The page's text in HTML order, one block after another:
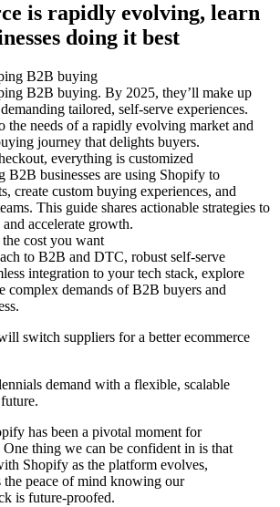
is rapidly evolving, learn
doing it best
B2B buying
B2B buying. By 2025, they’ll make up
tailored, self-serve experiences.
the needs of a rapidly evolving market and
journey that delights buyers.
everything is customized
B2B businesses are using Shopify to
create custom buying experiences, and
This guide shares actionable strategies to
accelerate growth.
cost you want
to B2B and DTC, robust self-serve
integration to your tech stack, explore
complex demands of B2B buyers and
switch suppliers for a better ecommerce
demand with a flexible, scalable
has been a pivotal moment for
thing we can be confident in is that
Shopify as the platform evolves,
the peace of mind knowing our
is future-proofed.